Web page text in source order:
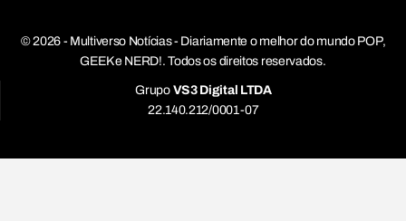
© 2026 - Multiverso Notícias - Diariamente o melhor do mundo POP,
GEEK e NERD!. Todos os direitos reservados.
Grupo VS3 Digital LTDA
22.140.212/0001-07